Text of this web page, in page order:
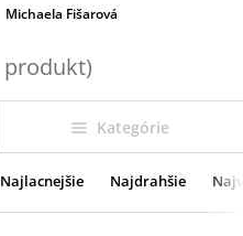
Michaela Fišarová
produkt)
Kategórie
Najlacnejšie Najdrahšie